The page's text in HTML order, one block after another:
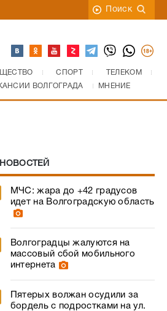
Поиск
СПОРТ
ТЕЛЕКОМ
ВОЛГОГРАДА МНЕНИЕ
МЧС: жара до +42 градусов
идет на Волгоградскую область
Волгоградцы жалуются на
массовый сбой мобильного
интернета
Пятерых волжан осудили за
бордель с подростками на ул.